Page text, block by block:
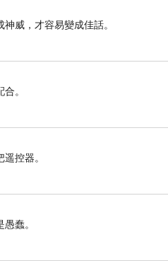
威，才容易變成佳話。
。
控器。
蠢。